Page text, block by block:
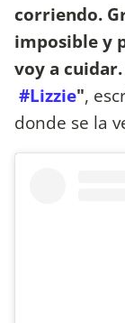
corriendo.
imposible y
voy a
#Lizzie",
donde se la